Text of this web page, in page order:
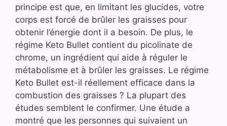
principe est que, en limitant les glucides, votre
corps est forcé de brûler les graisses pour
obtenir l’énergie dont il a besoin. De plus, le
régime Keto Bullet contient du picolinate de
chrome, un ingrédient qui aide à réguler le
métabolisme et à brûler les graisses. Le régime
Keto Bullet est-il réellement efficace dans la
combustion des graisses ? La plupart des
études semblent le confirmer. Une étude a
montré que les personnes qui suivaient un